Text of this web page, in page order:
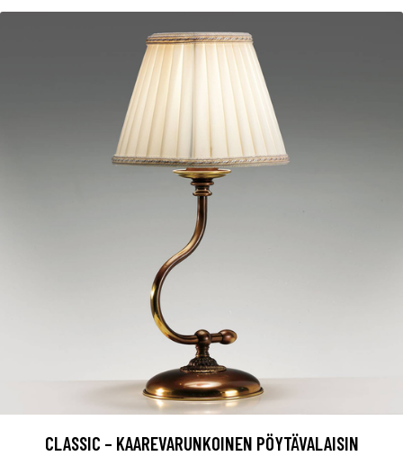
CLASSIC – KAAREVARUNKOINEN PÖYTÄVALAISIN